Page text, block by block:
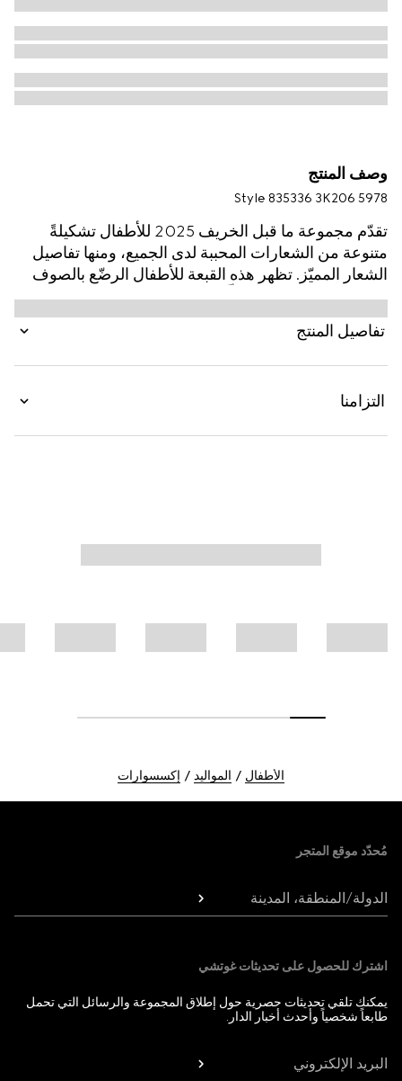
وصف المنتج
Style ‎835336 3K206 5978
تقدّم مجموعة ما قبل الخريف 2025 للأطفال تشكيلةً
متنوعة من الشعارات المحببة لدى الجميع، ومنها تفاصيل
الشعار المميّز. تظهر هذه القبعة للأطفال الرضّع بالصوف
بنقش GG مع تقليم مضلّع بلون موحّد.
تفاصيل المنتج
التزامنا
الأطفال المواليد إكسسوارات
مُحدّد موقع المتجر
الدولة/المنطقة، المدينة
اشترك للحصول على تحديثات غوتشي
يمكنك تلقي تحديثات حصرية حول إطلاق المجموعة والرسائل التي تحمل
طابعاً شخصياً وأحدث أخبار الدار.
البريد الإلكتروني